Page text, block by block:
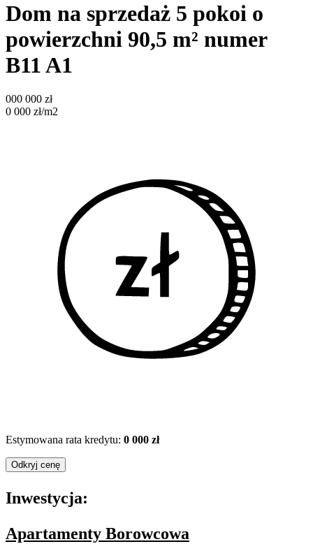
Dom na sprzedaż 5 pokoi o
powierzchni 90,5 m² numer
B11 A1
000 000 zł
0 000 zł/m2
Estymowana rata kredytu: 0 000 zł
Odkryj cenę
Inwestycja:
Apartamenty Borowcowa